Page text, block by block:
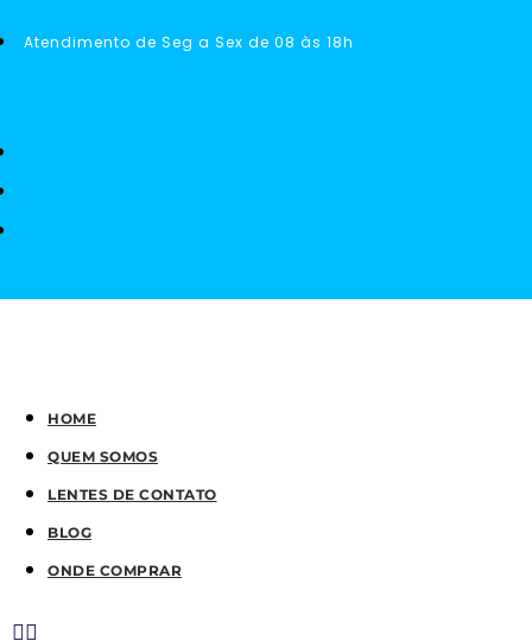
Atendimento de Seg a Sex de 08 às 18h
HOME
QUEM SOMOS
LENTES DE CONTATO
BLOG
ONDE COMPRAR